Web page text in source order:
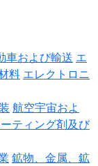
車および輸送 エ
料 エレクトロニ
航空宇宙およ
ティング剤及び
鉱物、金属、鉱